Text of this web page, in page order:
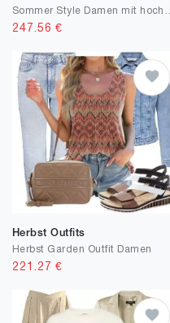
247.56 €
Herbst Outfits
Herbst Garden Outfit Damen
221.27 €